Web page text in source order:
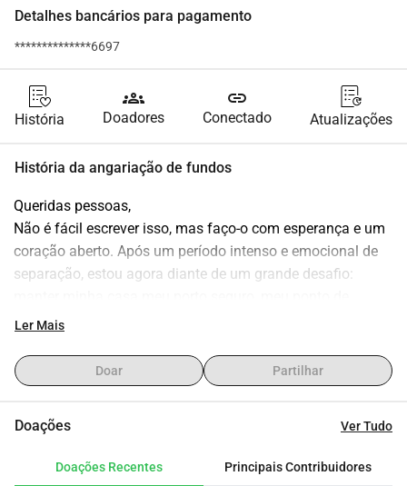
Detalhes bancários para pagamento
**************6697
História
groups
Doadores
link
Conectado Atualizações
História da angariação de fundos
Queridas pessoas,
Não é fácil escrever isso, mas faço-o com esperança e um
coração aberto. Após um período intenso e emocional de
separação, estou agora diante de um grande desafio:
descanso e o lugar onde quero construir meu futuro.
responsável pela hipoteca. Apesar do meu esforço e
trabalho, não consigo suportar isso sozinha. Tentei de
com isso, minha estabilidade.
para regularizar minha hipoteca e manter minha casa.
Ler Mais
Doar Partilhar
Doações Ver Tudo
Doações Recentes Principais Contribuidores